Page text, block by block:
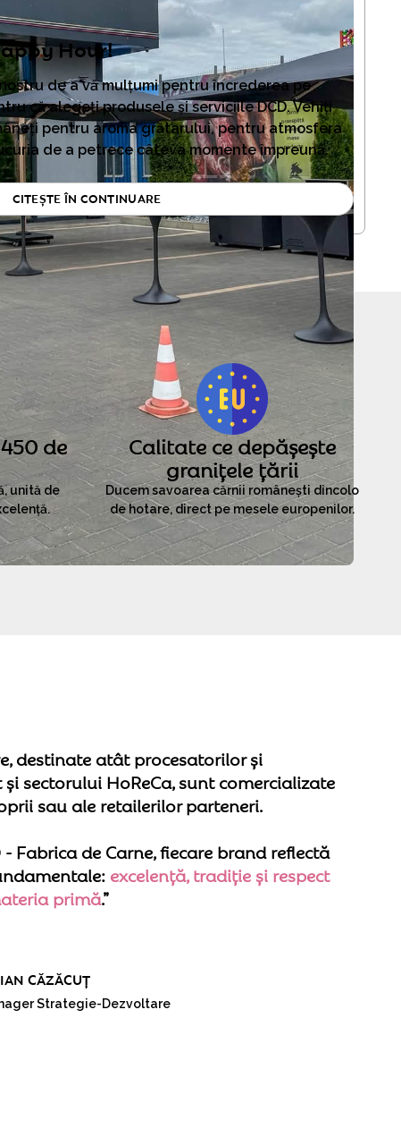
Hour!
de a vă mulțumi pentru încrederea pe
că alegeți produsele și serviciile DCD. Veniți
pentru aroma grătarului, pentru atmosfera
de a petrece câteva momente împreună.
CITEȘTE ÎN CONTINUARE
de
unită de
Calitate ce depășește
granițele țării
Ducem savoarea cărnii românești dincolo
de hotare, direct pe mesele europenilor.
destinate atât procesatorilor și
sectorului HoReCa, sunt comercializate
sau ale retailerilor parteneri.
Fabrica de Carne, fiecare brand reflectă
excelență, tradiție și respect
primă.”
CĂZĂCUȚ
Strategie-Dezvoltare